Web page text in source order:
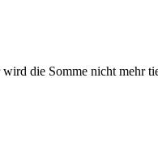
die Somme nicht mehr